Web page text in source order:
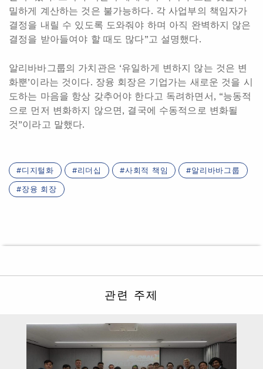
밀하게 계산하는 것은 불가능하다. 각 사업부의 책임자가
결정을 내릴 수 있도록 도와줘야 하며 아직 완벽하지 않은
결정을 받아들여야 할 때도 많다”고 설명했다.
알리바바그룹의 가치관은 ‘유일하게 변하지 않는 것은 변
화뿐’이라는 것이다. 장융 회장은 기업가는 새로운 것을 시
도하는 마음을 항상 갖추어야 한다고 독려하면서, “능동적
으로 먼저 변화하지 않으면, 결국에 수동적으로 변화될
것”이라고 말했다.
디지털화 리더십 사회적 책임 알리바바그룹
장융 회장
관련 주제